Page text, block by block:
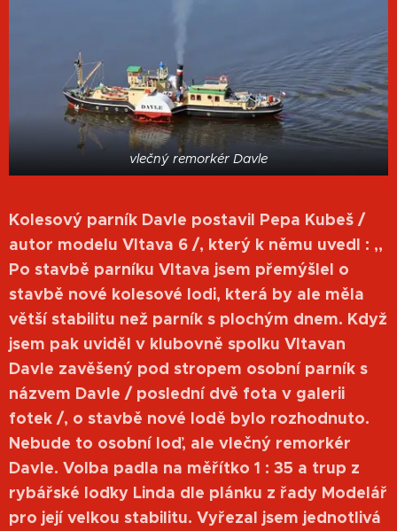
vlečný remorkér Davle
Kolesový parník Davle postavil Pepa Kubeš /
autor modelu Vltava 6 /, který k němu uvedl : ,,
Po stavbě parníku Vltava jsem přemýšlel o
stavbě nové kolesové lodi, která by ale měla
větší stabilitu než parník s plochým dnem. Když
jsem pak uviděl v klubovně spolku Vltavan
Davle zavěšený pod stropem osobní parník s
názvem Davle / poslední dvě fota v galerii
fotek /, o stavbě nové lodě bylo rozhodnuto.
Nebude to osobní loď, ale vlečný remorkér
Davle. Volba padla na měřítko 1 : 35 a trup z
rybářské loďky Linda dle plánku z řady Modelář
pro její velkou stabilitu. Vyřezal jsem jednotlivá